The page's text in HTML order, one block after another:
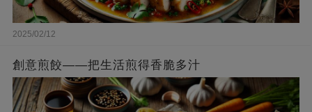
2025/02/12
創意煎餃——把生活煎得香脆多汁